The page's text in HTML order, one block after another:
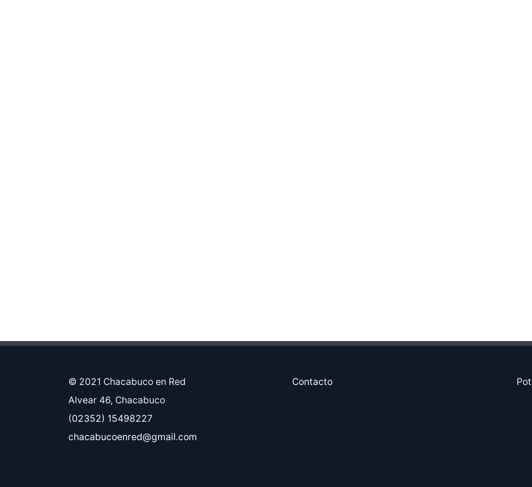
© 2021 Chacabuco en Red
Alvear 46, Chacabuco
(02352) 15498227
chacabucoenred@gmail.com
Contacto